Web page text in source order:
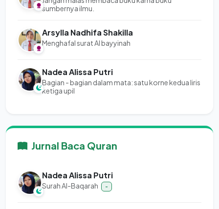
sumbernya ilmu.
Arsylla Nadhifa Shakilla
Menghafal surat Al bayyinah
Nadea Alissa Putri
Bagian - bagian dalam mata: satu korne kedua liris
ketiga upil
Jurnal Baca Quran
Nadea Alissa Putri
Surah Al-Baqarah -